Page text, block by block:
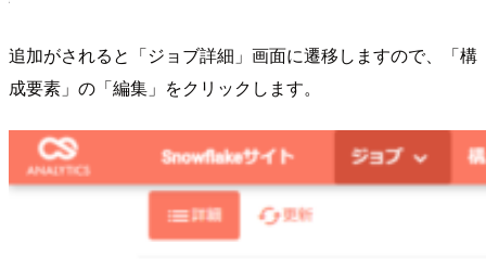
追加がされると「ジョブ詳細」画面に遷移しますので、「構
成要素」の「編集」をクリックします。